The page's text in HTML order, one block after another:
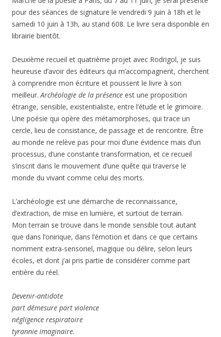
pour des séances de signature le vendredi 9 juin à 18h et le
samedi 10 juin à 13h, au stand 608. Le livre sera disponible en
librairie bientôt.
Deuxième recueil et quatrième projet avec Rodrigol, je suis
heureuse d’avoir des éditeurs qui m’accompagnent, cherchent
à comprendre mon écriture et poussent le livre à son
meilleur.Archéologie de la présence est une proposition
étrange, sensible, existentialiste, entre l’étude et le grimoire.
Une poésie qui opère des métamorphoses, qui trace un
cercle, lieu de consistance, de passage et de rencontre. Être
au monde ne relève pas pour moi d’une évidence mais d’un
processus, d’une constante transformation, et ce recueil
s’inscrit dans le mouvement d’une quête qui traverse le
monde du vivant comme celui des morts.
L’archéologie est une démarche de reconnaissance,
d’extraction, de mise en lumière, et surtout de terrain.
Mon terrain se trouve dans le monde sensible tout autant
que dans l’onirique, dans l’émotion et dans ce que certains
nomment extra-sensoriel, magique ou délire, selon leurs
écoles, et dont j’ai pris partie de considérer comme part
entière du réel.
Devenir-antidote
part démesure part violence
négligence respiratoire
tyrannie imaginaire.